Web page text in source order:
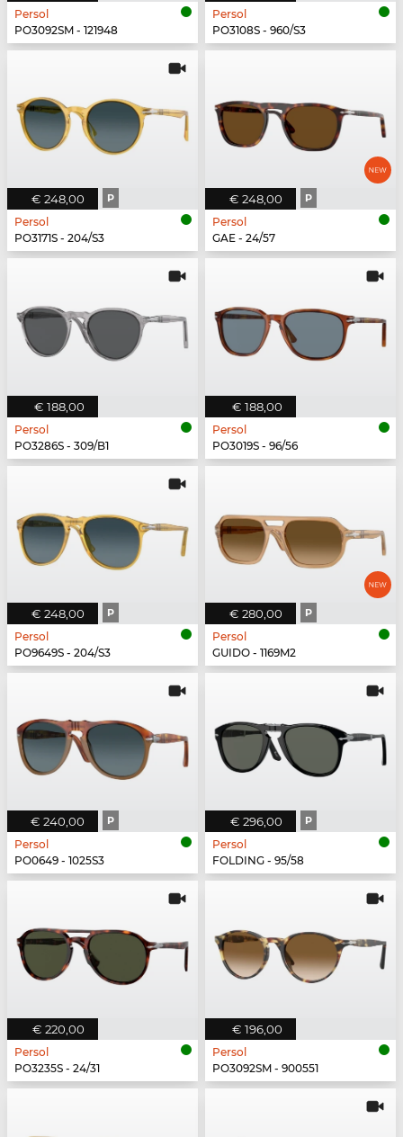
Persol
PO3092SM - 121948
Persol
PO3108S - 960/S3
€ 248,00 P
Persol
PO3171S - 204/S3
€ 248,00 P
Persol
GAE - 24/57
€ 188,00
Persol
PO3286S - 309/B1
€ 188,00
Persol
PO3019S - 96/56
€ 248,00 P
Persol
PO9649S - 204/S3
€ 280,00 P
Persol
GUIDO - 1169M2
€ 240,00 P
Persol
PO0649 - 1025S3
€ 296,00 P
Persol
FOLDING - 95/58
€ 220,00
Persol
PO3235S - 24/31
€ 196,00
Persol
PO3092SM - 900551